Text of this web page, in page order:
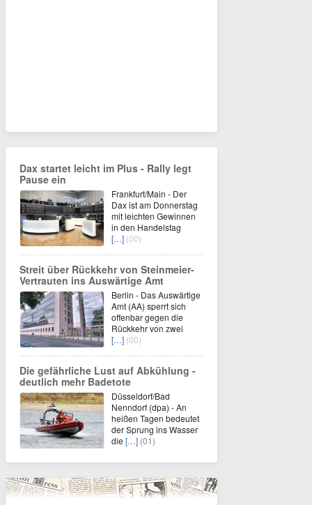
Dax startet leicht im Plus - Rally legt
Pause ein
Frankfurt/Main - Der
Dax ist am Donnerstag
mit leichten Gewinnen
in den Handelstag
[…] (00)
Streit über Rückkehr von Steinmeier-
Vertrauten ins Auswärtige Amt
Berlin - Das Auswärtige
Amt (AA) sperrt sich
offenbar gegen die
Rückkehr von zwei
[…] (00)
Die gefährliche Lust auf Abkühlung -
deutlich mehr Badetote
Düsseldorf/Bad
Nenndorf (dpa) - An
heißen Tagen bedeutet
der Sprung ins Wasser
die […] (01)